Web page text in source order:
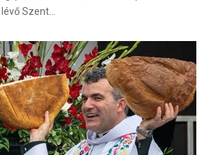
Szent…